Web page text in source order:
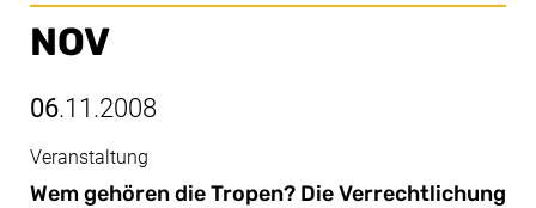
NOV
06.11.2008
Nov, 06.11.2008
Wem gehören die Tropen? Die Verrechtlichung
Veranstaltung